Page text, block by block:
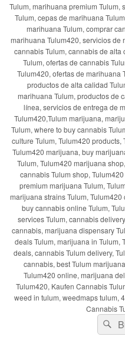
Tulum, marihuana premium
Tulum, cepas de marihuana
marihuana Tulum, comprar
marihuana Tulum420, servicios de
cannabis Tulum, cannabis de
Tulum, ofertas de cannabis
Tulum420, ofertas de marihuana
productos de alta calidad
marihuana Tulum, productos de
línea, servicios de entrega de
Tulum420,Tulum marijuana,
Tulum, where to buy cannabis
culture Tulum, Tulum420
Tulum420 marijuana, buy
Tulum, Tulum420 marijuana
cannabis Tulum shop,
premium marijuana Tulum,
marijuana strains Tulum,
buy cannabis online Tulum,
services Tulum, cannabis
cannabis, marijuana dispensary
deals Tulum, marijuana in Tulum,
deals, cannabis Tulum delivery,
cannabis, best Tulum
Tulum420 online, marijuana
Tulum420, Kaufen Cannabis
weed in tulum, weedmaps tulum,
Cannabis
por: